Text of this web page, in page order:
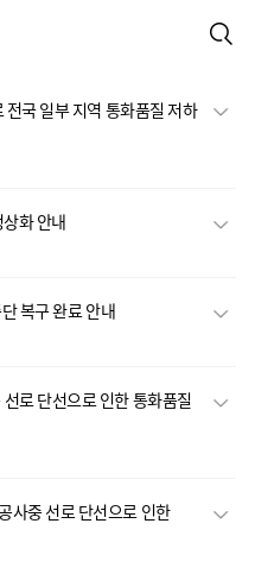
전국 일부 지역 통화품질 저하
화 안내
복구 완료 안내
사중 선로 단선으로 인한